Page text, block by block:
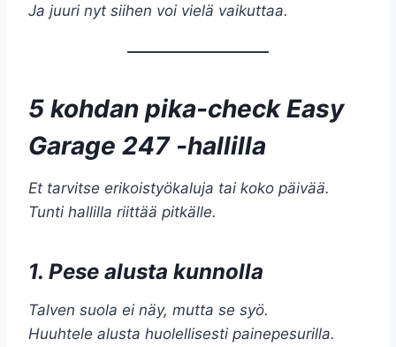
Ja juuri nyt siihen voi vielä vaikuttaa.
5 kohdan pika-check Easy
Garage 247 -hallilla
Et tarvitse erikoistyökaluja tai koko päivää.
Tunti hallilla riittää pitkälle.
1. Pese alusta kunnolla
Talven suola ei näy, mutta se syö.
Huuhtele alusta huolellisesti painepesurilla.